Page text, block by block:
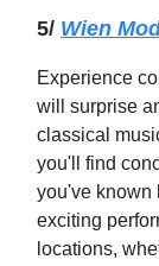
5/ Wien
Experience
will surprise
classical
you'll find
you've known
exciting
locations,